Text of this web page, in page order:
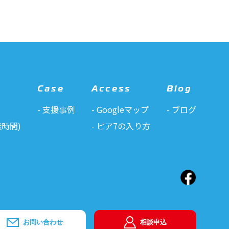
間)
Case
支援事例
Access
Googleマップ
ピア7の入り方
Blog
ブログ
お問い合わせ 相談申込